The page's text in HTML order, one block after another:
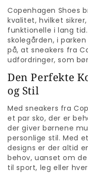
Copenhagen Shoes
kvalitet, hvilket
funktionelle i lang
skolegården, i
på, at sneakers fra
udfordringer, som
Den Perfekte
og Stil
Med sneakers fra
et par sko, der er
der giver børnene
personlige stil. Med
designs er der altid
behov, uanset om
til sport, leg eller